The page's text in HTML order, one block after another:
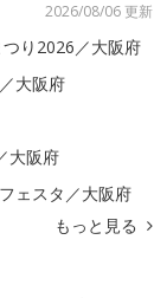
2026/08/06 更新
り2026／大阪府
大阪府
大阪府
ェスタ／大阪府
もっと見る